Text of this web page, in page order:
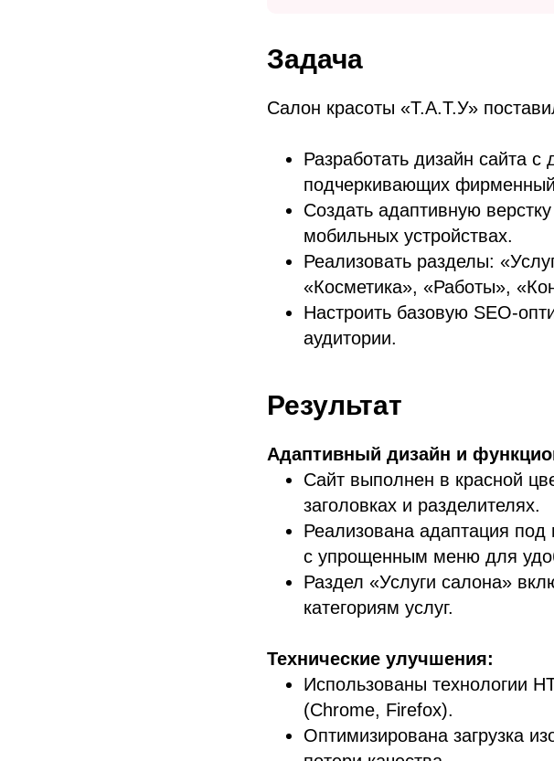
Задача
Салон красоты «Т.А.Т.У»
Разработать дизайн сайта
подчеркивающих
Создать адаптивную
мобильных устройствах.
Реализовать разделы:
«Косметика», «Работы»,
Настроить базовую SEO-
аудитории.
Результат
Адаптивный дизайн и
Сайт выполнен в красной
заголовках и разделителях.
Реализована адаптация
с упрощенным меню для
Раздел «Услуги салона»
категориям услуг.
Технические улучшения:
Использованы технологии
(Chrome, Firefox).
Оптимизирована загрузка